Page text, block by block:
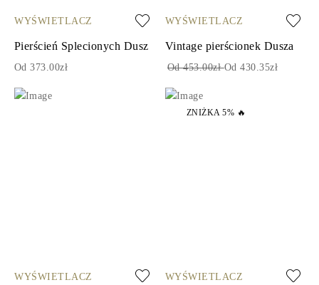
WYŚWIETLACZ
Pierścień Splecionych Dusz
Od 373.00zł
WYŚWIETLACZ
Vintage pierścionek Dusza
Od 453.00złOd 430.35zł
WYŚWIETLACZ
ZNIŻKA 5% 🔥
WYŚWIETLACZ